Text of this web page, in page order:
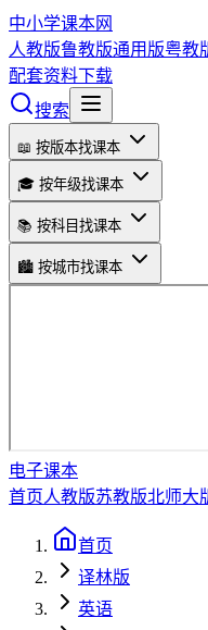
中小学课本网
人教版鲁教版通用版粤教
配套资料下载
搜索
📖 按版本找课本
🎓 按年级找课本
📚 按科目找课本
🏙️ 按城市找课本
电子课本
首页人教版苏教版北师大
首页
译林版
英语